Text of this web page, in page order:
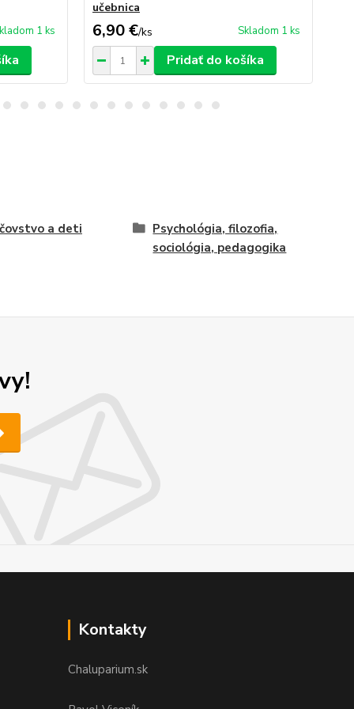
1 ks
učebnica
6,90 €/ks Skladom 1 ks
Pridať do košíka
a deti
Psychológia, filozofia,
sociológia, pedagogika
Kontakty
Chaluparium.sk